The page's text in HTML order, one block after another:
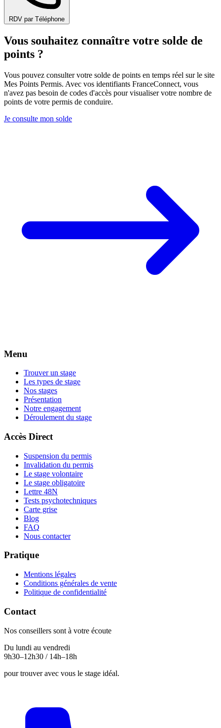
RDV par Téléphone
Vous souhaitez connaître votre solde de
points ?
Vous pouvez consulter votre solde de points en temps réel sur le site
Mes Points Permis. Avec vos identifiants FranceConnect, vous
n'avez pas besoin de codes d'accès pour visualiser votre nombre de
points de votre permis de conduire.
Je consulte mon solde
Menu
Trouver un stage
Les types de stage
Nos stages
Présentation
Notre engagement
Déroulement du stage
Accès Direct
Suspension du permis
Invalidation du permis
Le stage volontaire
Le stage obligatoire
Lettre 48N
Tests psychotechniques
Carte grise
Blog
FAQ
Nous contacter
Pratique
Mentions légales
Conditions générales de vente
Politique de confidentialité
Contact
Nos conseillers sont à votre écoute
Du lundi au vendredi
9h30–12h30 / 14h–18h
pour trouver avec vous le stage idéal.